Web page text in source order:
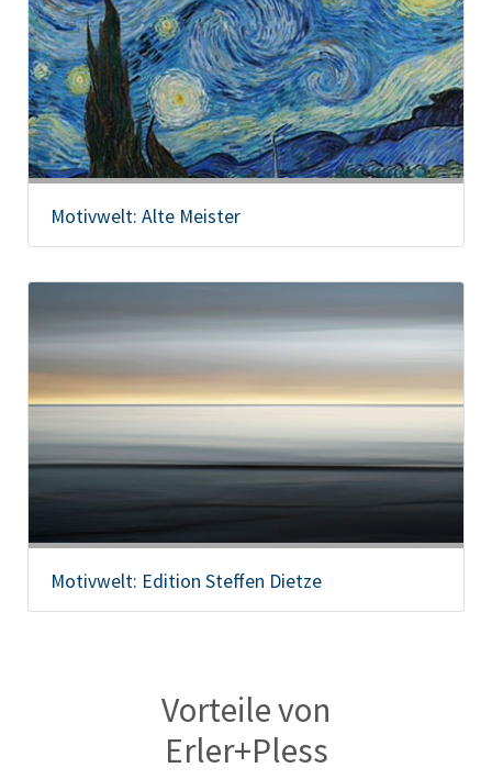
Motivwelt: Alte Meister
Motivwelt: Edition Steffen Dietze
Vorteile von
Erler+Pless